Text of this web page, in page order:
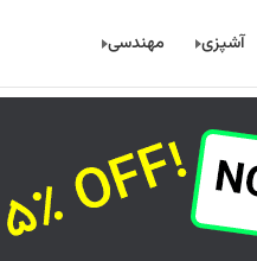
آشپزی مهندسی